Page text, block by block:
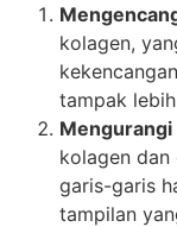
kolagen,
tampak
Mengurangi
kolagen dan
garis-garis
tampilan